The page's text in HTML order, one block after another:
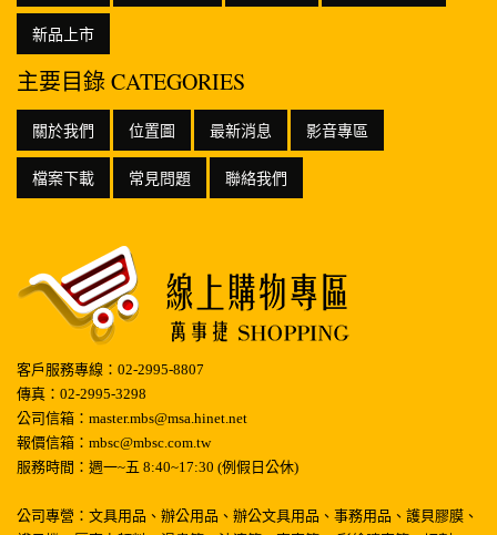
新品上市
主要目錄 CATEGORIES
關於我們 位置圖 最新消息 影音專區
檔案下載 常見問題 聯絡我們
客戶服務專線：02-2995-8807
傳真：02-2995-3298
公司信箱：master.mbs@msa.hinet.net
報價信箱：mbsc@mbsc.com.tw
服務時間：週一~五 8:40~17:30 (例假日公休)
公司專營：文具用品、辦公用品、辦公文具用品、事務用品、護貝膠膜、